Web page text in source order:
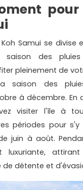
Samui se divise
saison des
pleinement de
saison des
à décembre. En
visiter l'île à
périodes pour
juin à août.
détente et